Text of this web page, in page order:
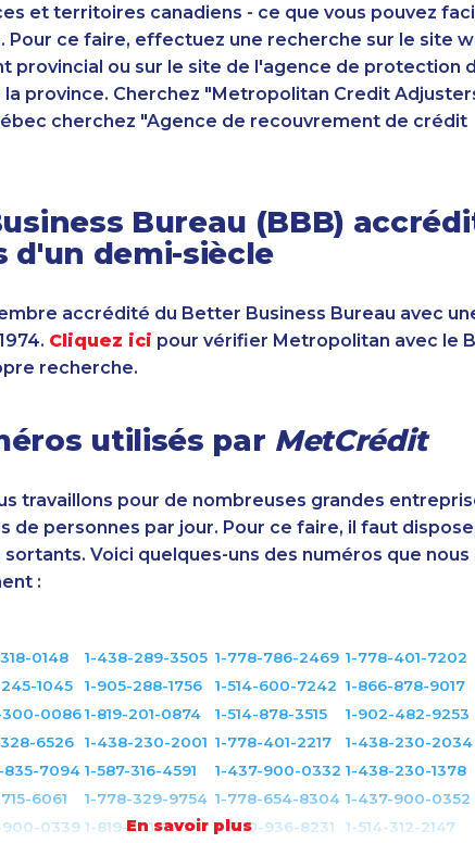
et territoires canadiens - ce que vous pouvez
Pour ce faire, effectuez une recherche sur le site
provincial ou sur le site de l'agence de protection
province. Cherchez "Metropolitan Credit
cherchez "Agence de recouvrement de crédit
Bureau (BBB)
d'un demi-siècle
accrédité du Better Business Bureau avec
Cliquez ici pour vérifier Metropolitan avec le
recherche.
utilisés par MetCrédit
travaillons pour de nombreuses grandes
de personnes par jour. Pour ce faire, il faut
Voici quelques-uns des numéros que nous
:
En savoir plus
0148 1-438-289-3505 1-778-786-2469 1-778-401-7202
1045 1-905-288-1756 1-514-600-7242 1-866-878-9017
300-00861-819-201-0874 1-514-878-3515 1-902-482-9253
6526 1-438-230-2001 1-778-401-2217 1-438-230-2034
835-7094 1-587-316-4591 1-437-900-0332 1-438-230-1378
6061 1-778-329-9754 1-778-654-8304 1-437-900-0352
900-0339 1-819-201-0474 1-780-936-8231 1-514-312-2147